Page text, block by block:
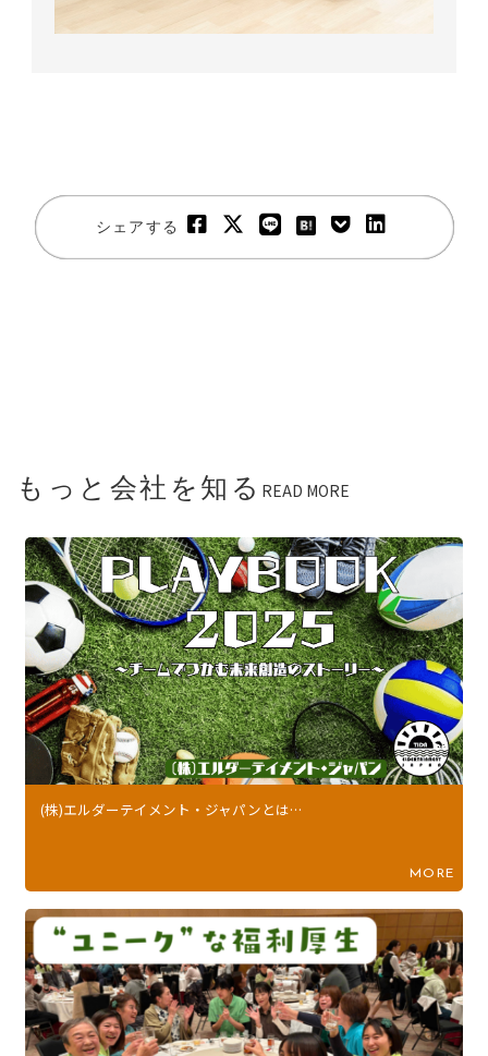
シェアする
もっと会社を知る READ MORE
(株)エルダーテイメント・ジャパンとは…
MORE